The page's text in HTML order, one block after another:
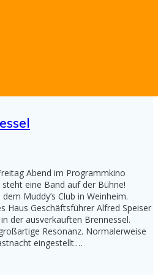
Abend im Programmkino
eine Band auf der Bühne!
Muddy’s Club in Weinheim.
Haus Geschäftsführer Alfred Speiser
der ausverkauften Brennessel.
Resonanz. Normalerweise
eingestellt.…